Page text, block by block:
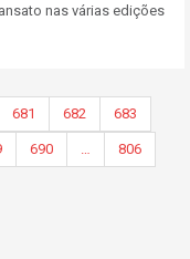
nas várias edições
681 682 683
690 806